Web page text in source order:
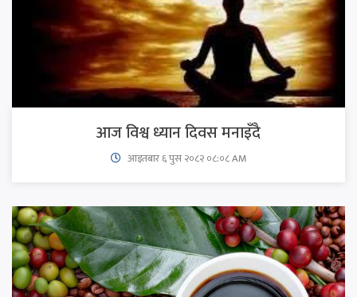
आज विश्व ध्यान दिवस मनाइँदै
आइतबार​ ६ पुस २०८२ ०८:०८ AM